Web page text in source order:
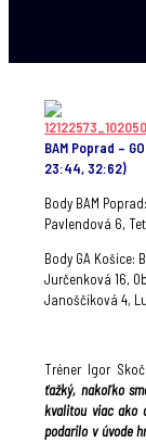
BAM Poprad –
23:44, 32:62)
Body BAM
Pavlendová 6,
Body GA Košice:
Jurčenková 16,
Janoščíková 4,
Tréner Igor
ťažký, nakoľko
kvalitou viac ako
podarilo v úvode